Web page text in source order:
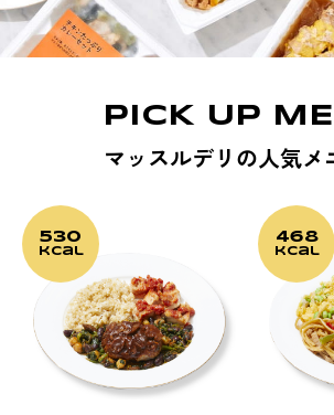
PICK UP
マッスルデリの人気メ
530
kcal
468
kcal